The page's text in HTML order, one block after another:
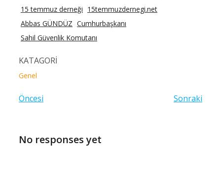
15 temmuz derneği 15temmuzdernegi.net
Abbas GÜNDÜZ Cumhurbaşkanı
Sahil Güvenlik Komutanı
KATAGORİ
Genel
Öncesi Sonraki
No responses yet